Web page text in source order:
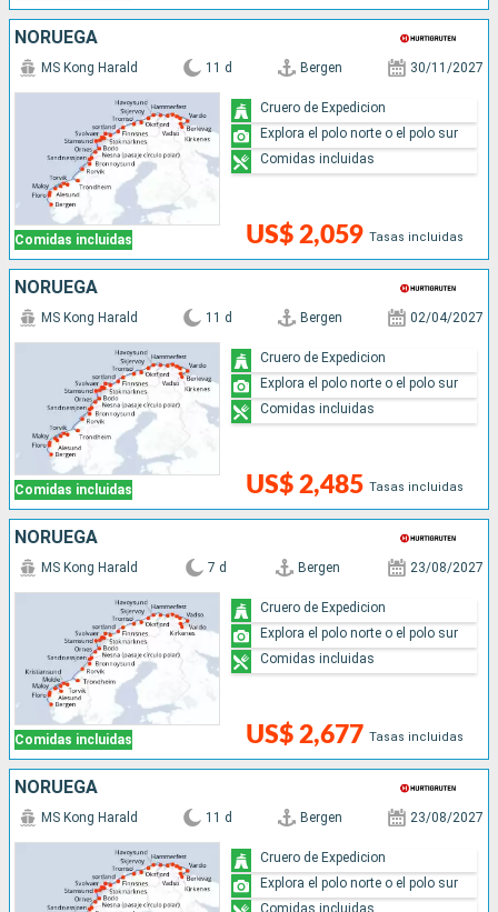
NORUEGA
Comidas incluidas
MS Kong Harald 11 d Bergen 30/11/2027
US$ 2,059 Tasas incluidas
Cruero de Expedicion
Explora el polo norte o el polo sur
Comidas incluidas
NORUEGA
Comidas incluidas
MS Kong Harald 11 d Bergen 02/04/2027
US$ 2,485 Tasas incluidas
Cruero de Expedicion
Explora el polo norte o el polo sur
Comidas incluidas
NORUEGA
Comidas incluidas
MS Kong Harald 7 d Bergen 23/08/2027
US$ 2,677 Tasas incluidas
Cruero de Expedicion
Explora el polo norte o el polo sur
Comidas incluidas
NORUEGA
MS Kong Harald 11 d Bergen 23/08/2027
Cruero de Expedicion
Explora el polo norte o el polo sur
Comidas incluidas